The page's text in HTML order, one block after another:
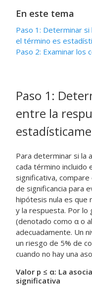
En este tema
Paso 1: Determinar
el término es
Paso 2: Examinar los
Paso 1:
entre la
Para determinar si la
cada término incluido
significativa,
de significancia para
hipótesis nula es que
y la respuesta. Por lo
(denotado como α o
adecuadamente. Un
un riesgo de 5% de
cuando no hay una
Valor p ≤ α: La
significativa